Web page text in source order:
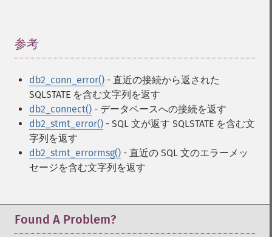
参考
db2_conn_error() - 直近の接続から返された
SQLSTATE を含む文字列を返す
db2_connect() - データベースへの接続を返す
db2_stmt_error() - SQL 文が返す SQLSTATE を含む文
字列を返す
db2_stmt_errormsg() - 直近の SQL 文のエラーメッ
セージを含む文字列を返す
Found A Problem?